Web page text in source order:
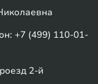
+7 (499) 110-01-
2-й